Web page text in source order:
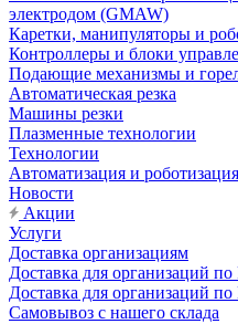
электродом (GMAW)
Каретки, манипуляторы и
Контроллеры и блоки
Подающие механизмы и
Автоматическая резка
Машины резки
Плазменные технологии
Технологии
Автоматизация и роботизация
Новости
Акции
Услуги
Доставка организациям
Доставка для организаций по
Доставка для организаций
Самовывоз с нашего склада